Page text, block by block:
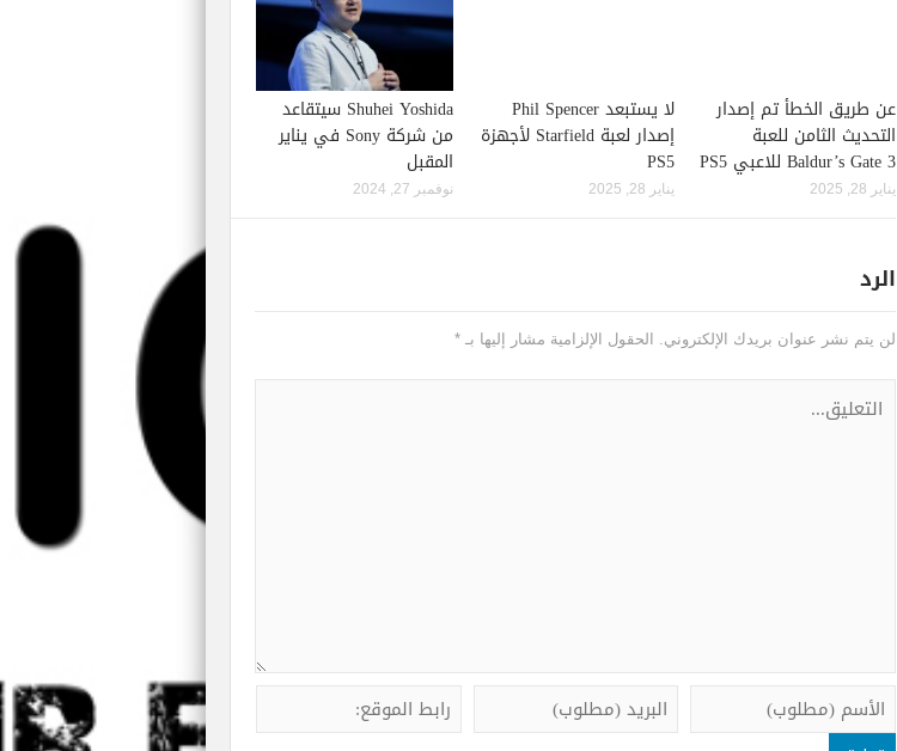
عن طريق الخطأ تم إصدار
التحديث الثامن للعبة
Baldur’s Gate 3 للاعبي PS5
يناير 28, 2025
لا يستبعد Phil Spencer
إصدار لعبة Starfield لأجهزة
PS5
يناير 28, 2025
Shuhei Yoshida سيتقاعد
من شركة Sony في يناير
المقبل
نوفمبر 27, 2024
الرد
لن يتم نشر عنوان بريدك الإلكتروني. الحقول الإلزامية مشار إليها بـ *